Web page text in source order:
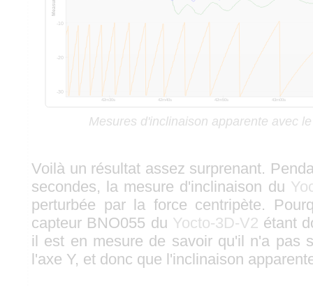
Mesures d'inclinaison apparente avec
Voilà un résultat assez surprenant.
secondes, la mesure d'inclinaison du
perturbée par la force centripète.
capteur BNO055 du Yocto-3D-V2 étant
il est en mesure de savoir qu'il n'a pas
l'axe Y, et donc que l'inclinaison